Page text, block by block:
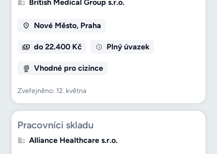
British Medical Group s.r.o.
Nové Město, Praha
do 22.400 Kč Plný úvazek
Vhodné pro cizince
Zveřejněno: 12. května
Pracovníci skladu
Alliance Healthcare s.r.o.